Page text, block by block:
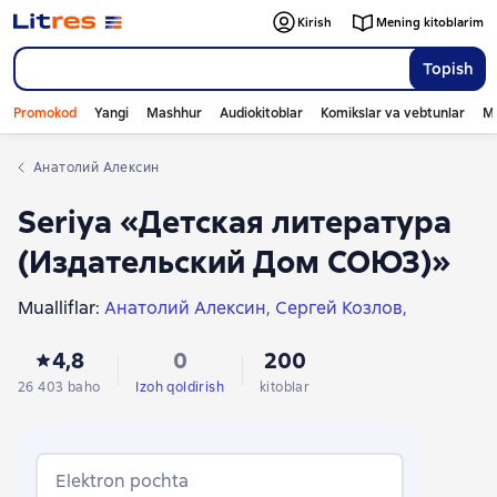
Topish
Kirish Mening kitoblarim
Promokod Yangi Mashhur Audiokitoblar Komikslar va vebtunlar
Анатолий Алексин
Seriya «Детская литература
(Издательский Дом СОЮЗ)»
Mualliflar: Анатолий Алексин Сергей Козлов
Анатолий Рыбаков
Mark Tven Лазарь Лагин
Тамара Габбе Jyul Vern
Роберт Льюис Стивенсон
Александр Волков
4,8
26 403 baho
0
Izoh qoldirish
200
kitoblar
Elektron pochta